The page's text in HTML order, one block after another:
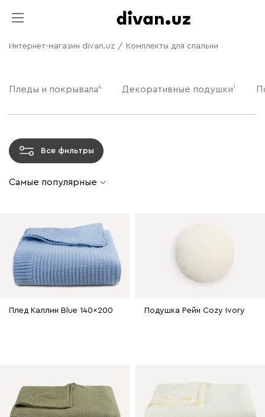
Интернет-магазин divan.uz / Комплекты для спальни
Пледы и покрывала4 Декоративные подушки 1
Все фильтры
Самые популярные
Плед Каллин Blue 140x200 Подушка Рейн Cozy Ivory